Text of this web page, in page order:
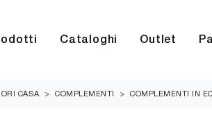
Cataloghi Outlet
CASA > COMPLEMENTI > COMPLEMENTI IN